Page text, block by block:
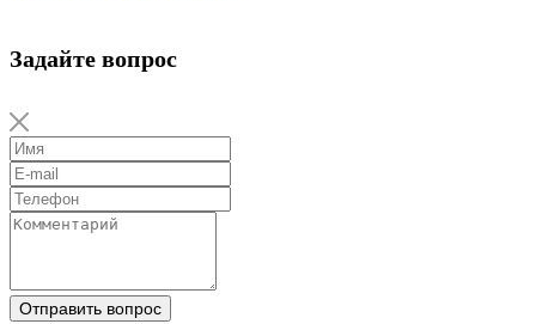
Задайте вопрос
Отправить вопрос